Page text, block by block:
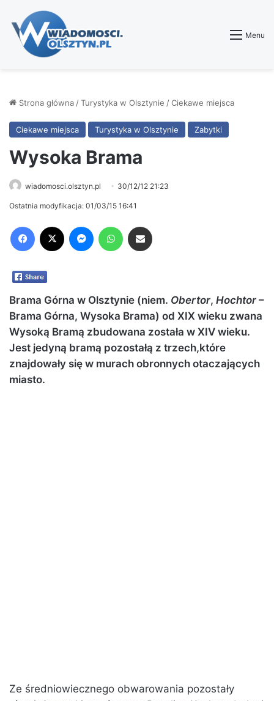
Menu
Strona główna /Turystyka w Olsztynie /Ciekawe miejsca
Ciekawe miejsca Turystyka w Olsztynie Zabytki
Wysoka Brama
wiadomosci.olsztyn.pl 30/12/12 21:23
Ostatnia modyfikacja: 01/03/15 16:41
Brama Górna w Olsztynie (niem. Obertor, Hochtor –
Brama Górna, Wysoka Brama) od XIX wieku zwana
Wysoką Bramą zbudowana została w XIV wieku.
Jest jedyną bramą pozostałą z trzech,które
znajdowały się w murach obronnych otaczających
miasto.
Ze średniowiecznego obwarowania pozostały